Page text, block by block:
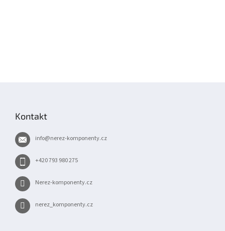
Kontakt
info@nerez-komponenty.cz
+420 793 980 275
Nerez-komponenty.cz
nerez_komponenty.cz